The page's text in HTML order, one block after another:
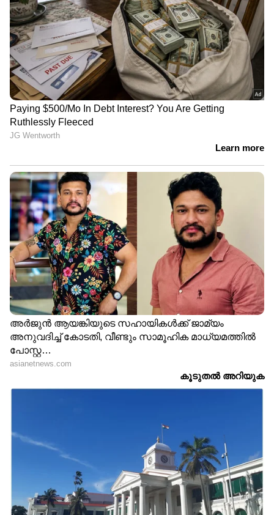
ചേർന്നുള്ള തെക്ക് കിഴക്കൻ ബംഗാൾ
ഉൾക്കടൽ എന്നിവിടങ്ങളിൽ മണിക്കൂറിൽ 45
മുതൽ 55 കിലോമീറ്റര്‍ വേഗതയിലും
ചിലവസരങ്ങളിൽ മണിക്കൂറിൽ 65 കിലോമീറ്റര്‍
വരെ വേഗതയിലും ശക്തമായ കാറ്റിനും മോശം
കാലാവസ്ഥയ്ക്കും സാധ്യത.
07-09-2022: കേരള-കർണാടകം തീരം
അറബികടൽ എന്നിവിടങ്ങളിൽ മണിക്കൂറിൽ 40
മുതൽ 45 കിലോമീറ്റര്‍ വേഗതയിലും
ചിലവസരങ്ങളിൽ മണിക്കൂറിൽ 55 കിലോമീറ്റര്‍
വരെ വേഗതയിലും ശക്തമായ കാറ്റിനും മോശം
കാലാവസ്ഥയ്ക്കും സാധ്യത.
തെക്ക് പടിഞ്ഞാറൻ അതിനോട് ചേർന്നുള്ള മധ്യ
പടിഞ്ഞാറൻ അറബിക്കടൽ, സോമാലിയൻ
തീരം,ഗൾഫ് ഓഫ് മാന്നാർ, തെക്ക് ശ്രീലങ്കൻ
തീരം, തെക്ക് -പടിഞ്ഞാറൻ അതിനോട്
ചേർന്നുള്ള തെക്ക് കിഴക്കൻ ബംഗാൾ
ഉൾക്കടൽ എന്നിവിടങ്ങളിൽ മണിക്കൂറിൽ 45
മുതൽ 55 കിലോമീറ്റര്‍ വേഗതയിലും
വരെ വേഗതയിലും ശക്തമായ കാറ്റിനും മോശം
കാലാവസ്ഥയ്ക്കും സാധ്യത.
08-09-2022:കേരളം-കർണാടക-ഗോവ-
തെക്കൻ മഹാരാഷ്ട്ര തീരങ്ങൾ, മധ്യ-കിഴക്ക്